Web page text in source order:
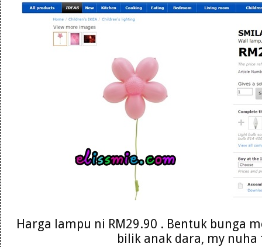
Harga lampu ni RM29.90 . Bentuk bunga
bilik anak dara, my nuha